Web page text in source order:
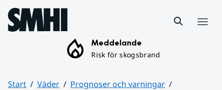
Hoppa till sidans innehåll
Meddelande
Risk för skogsbrand
Start Väder
Prognoser och varningar